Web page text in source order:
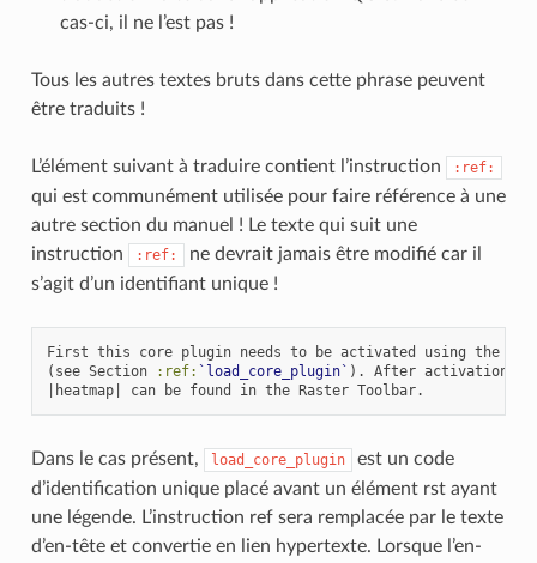
cas-ci, il ne l’est pas !
Tous les autres textes bruts dans cette phrase peuvent
être traduits !
L’élément suivant à traduire contient l’instruction :ref:
qui est communément utilisée pour faire référence à une
autre section du manuel ! Le texte qui suit une
instruction
:ref:
ne devrait jamais être modifié car il
s’agit d’un identifiant unique !
First this core plugin needs to be activated using the
(see Section
:ref: `load_core_plugin` ). After activation the
Dans le cas présent, load_core_plugin
est un code
d’identification unique placé avant un élément rst ayant
une légende. L’instruction ref sera remplacée par le texte
d’en-tête et convertie en lien hypertexte. Lorsque l’en-